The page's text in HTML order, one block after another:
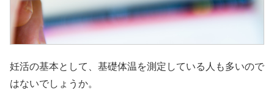
妊活の基本として、基礎体温を測定している人も多いので
はないでしょうか。